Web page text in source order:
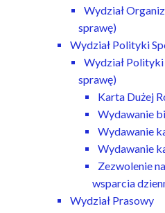
Wydział
sprawę)
Wydział Polityki
Wydział Polityki
sprawę)
Karta Dużej
Wydawanie
Wydawanie
Wydawanie
Zezwolenie
wsparcia
Wydział Prasowy